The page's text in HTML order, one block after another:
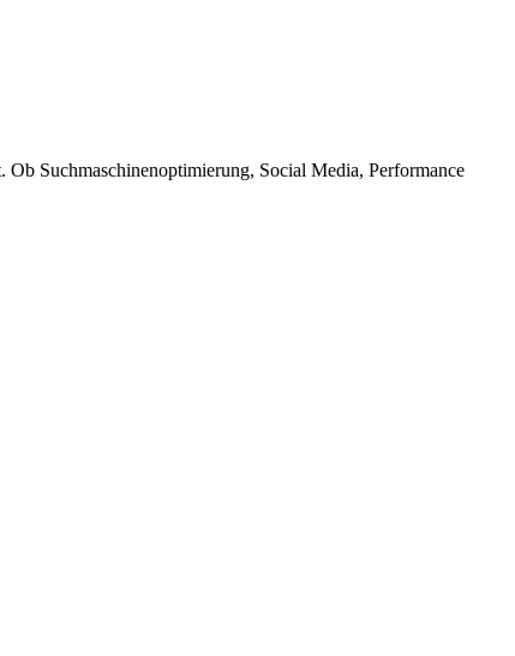
Ob Suchmaschinenoptimierung, Social Media, Performance